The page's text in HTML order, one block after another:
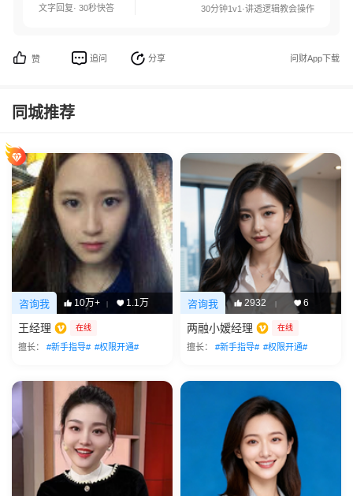
文字回复· 30秒快答 30分钟1v1·讲透逻辑教会操作
赞 追问 分享 问财App下载
同城推荐
咨询我 10万+ | 1.1万
王经理 在线
擅长： #新手指导# #权限开通#
咨询我 2932 | 6
两融小嫒经理 在线
擅长： #新手指导# #权限开通#